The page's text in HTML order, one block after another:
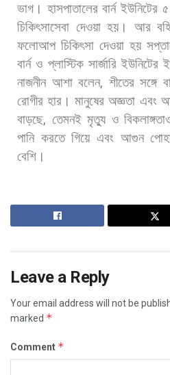
ভাগ। হাসপাতালের বার্ন ইউনিটের
চিকিৎসাসেবা দেওয়া হয়। আর
ফলোআপ চিকিৎসা দেওয়া হয়
বার্ন ও প্লাস্টিক সার্জারি ইউনিটের
নাজনীন আশা বলেন, শীতের সঙ্গে
রোগীর হার। মানুষের অজ্ঞতা এবং
বাড়ছে, তেমনই মৃত্যু ও
পানি করতে গিয়ে এবং আগুন
বেশি।
Leave a Reply
Your email address will not be
marked *
Comment *